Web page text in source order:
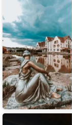
Гостевой